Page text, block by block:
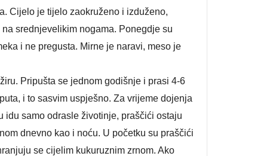
Cijelo je tijelo zaokruženo i izduženo,
srednjevelikim nogama. Ponegdje su
i ne pregusta. Mirne je naravi, meso je
Pripušta se jednom godišnje i prasi 4-6
i to sasvim uspješno. Za vrijeme dojenja
idu samo odrasle životinje, praščići ostaju
dnevno kao i noću. U početku su praščići
se cijelim kukuruznim zrnom. Ako